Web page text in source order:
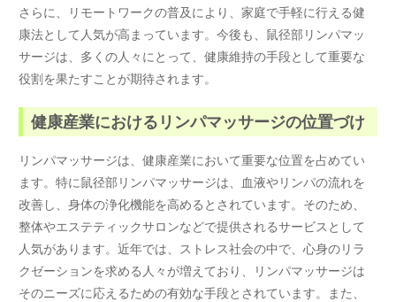
さらに、リモートワークの普及により、家庭で手軽に行える健
康法として人気が高まっています。今後も、鼠径部リンパマッ
サージは、多くの人々にとって、健康維持の手段として重要な
役割を果たすことが期待されます。
健康産業におけるリンパマッサージの位置づけ
リンパマッサージは、健康産業において重要な位置を占めてい
ます。特に鼠径部リンパマッサージは、血液やリンパの流れを
改善し、身体の浄化機能を高めるとされています。そのため、
整体やエステティックサロンなどで提供されるサービスとして
人気があります。近年では、ストレス社会の中で、心身のリラ
クゼーションを求める人々が増えており、リンパマッサージは
そのニーズに応えるための有効な手段とされています。また、